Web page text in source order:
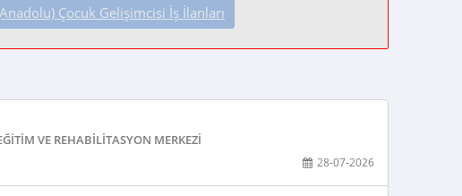
Çocuk Gelişimcisi İş İlanları
VE REHABILITASYON MERKEZI
28-07-2026